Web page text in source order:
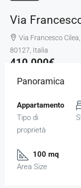
Via
Via Francesco
80127, Italia
410.000€
Panoramica
Appartamento
Tipo di
proprietà
100 mq
Area Size